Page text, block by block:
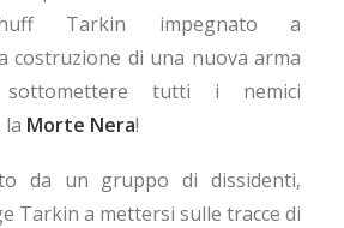
Tarkin impegnato a
costruzione di una nuova arma
tutti i nemici
la Morte Nera!
da un gruppo di dissidenti,
Tarkin a mettersi sulle tracce di